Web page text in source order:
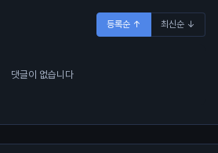
등록순 ↑ 최신순 ↓
댓글이 없습니다